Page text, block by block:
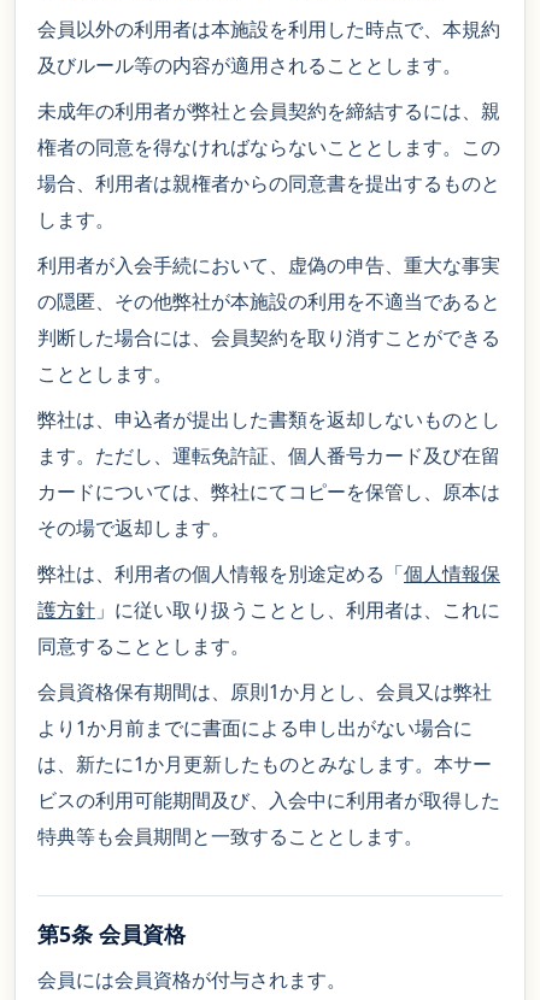
会員以外の利用者は本施設を利用した時点で、本規約
及びルール等の内容が適用されることとします。
未成年の利用者が弊社と会員契約を締結するには、親
権者の同意を得なければならないこととします。この
場合、利用者は親権者からの同意書を提出するものと
します。
利用者が入会手続において、虚偽の申告、重大な事実
の隠匿、その他弊社が本施設の利用を不適当であると
判断した場合には、会員契約を取り消すことができる
こととします。
弊社は、申込者が提出した書類を返却しないものとし
ます。ただし、運転免許証、個人番号カード及び在留
カードについては、弊社にてコピーを保管し、原本は
その場で返却します。
弊社は、利用者の個人情報を別途定める「個人情報保
護方針 」に従い取り扱うこととし、利用者は、これに
同意することとします。
会員資格保有期間は、原則1か月とし、会員又は弊社
より1か月前までに書面による申し出がない場合に
は、新たに1か月更新したものとみなします。本サー
ビスの利用可能期間及び、入会中に利用者が取得した
特典等も会員期間と一致することとします。
第5条 会員資格
会員には会員資格が付与されます。